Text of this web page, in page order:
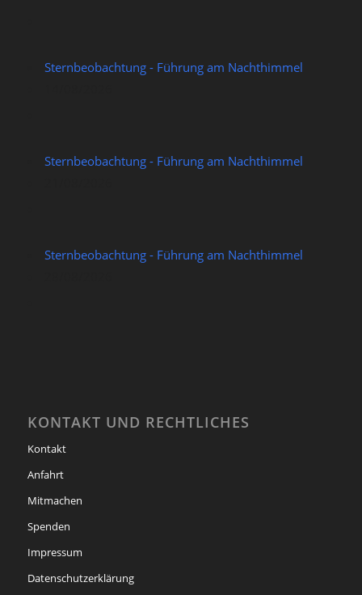
Sternbeobachtung - Führung am Nachthimmel
Sternbeobachtung - Führung am Nachthimmel
Sternbeobachtung - Führung am Nachthimmel
KONTAKT UND RECHTLICHES
Kontakt
Anfahrt
Mitmachen
Spenden
Impressum
Datenschutzerklärung